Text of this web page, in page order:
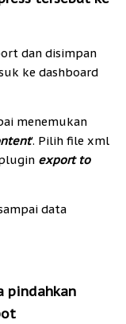
dan disimpan
ke dashboard
menemukan
'. Pilih file xml
export to
data
pindahkan